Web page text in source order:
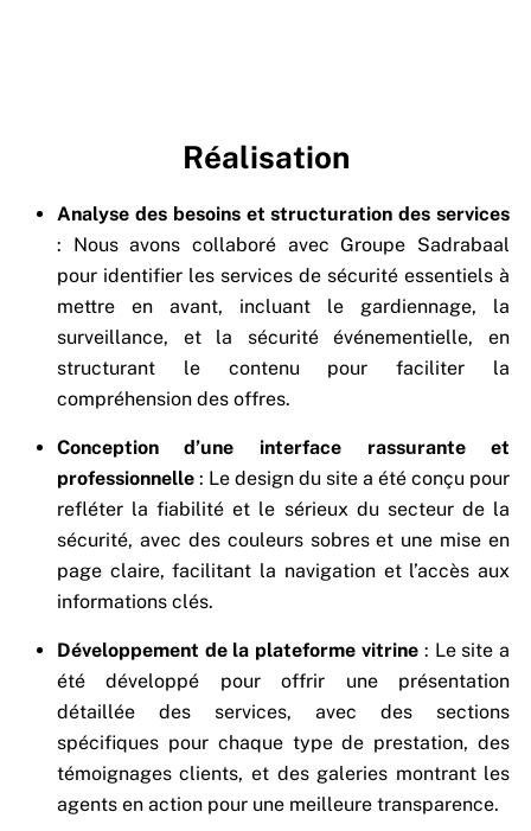
Réalisation
Analyse des besoins et structuration des services
: Nous avons collaboré avec Groupe Sadrabaal
pour identifier les services de sécurité essentiels à
mettre en avant, incluant le gardiennage, la
surveillance, et la sécurité événementielle, en
structurant le contenu pour faciliter la
compréhension des offres.
Conception d’une interface rassurante et
professionnelle: Le design du site a été conçu pour
refléter la fiabilité et le sérieux du secteur de la
sécurité, avec des couleurs sobres et une mise en
page claire, facilitant la navigation et l’accès aux
informations clés.
Développement de la plateforme vitrine : Le site a
été développé pour offrir une présentation
détaillée des services, avec des sections
spécifiques pour chaque type de prestation, des
témoignages clients, et des galeries montrant les
agents en action pour une meilleure transparence.